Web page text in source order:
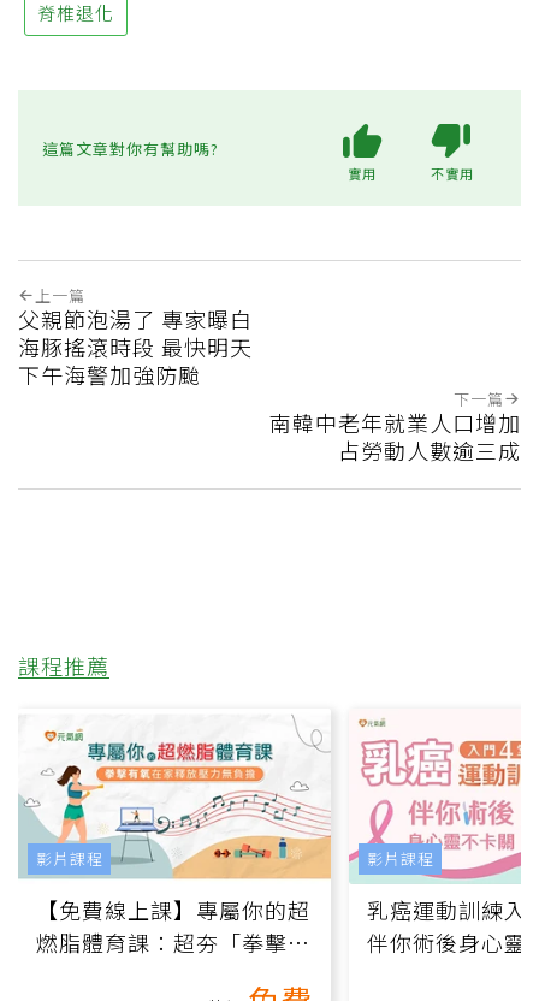
脊椎退化
這篇文章對你有幫助嗎?
實用 不實用
上一篇
父親節泡湯了 專家曝白
海豚搖滾時段 最快明天
下午海警加強防颱
下一篇
南韓中老年就業人口增加
占勞動人數逾三成
課程推薦
【免費線上課】專屬你的超
燃脂體育課：超夯「拳擊有
影片課程
乳癌運動訓練入
伴你術後身心靈
影片課程